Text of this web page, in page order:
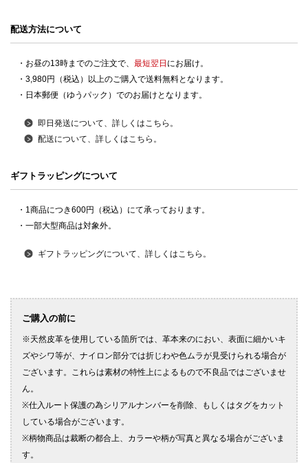
配送方法について
・お昼の13時までのご注文で、 最短翌日 にお届け。
・3,980円（税込）以上のご購入で送料無料となります。
・日本郵便（ゆうパック）でのお届けとなります。
即日発送について、詳しくはこちら。
配送について、詳しくはこちら。
ギフトラッピングについて
・1商品につき600円（税込）にて承っております。
・一部大型商品は対象外。
ギフトラッピングについて、詳しくはこちら。